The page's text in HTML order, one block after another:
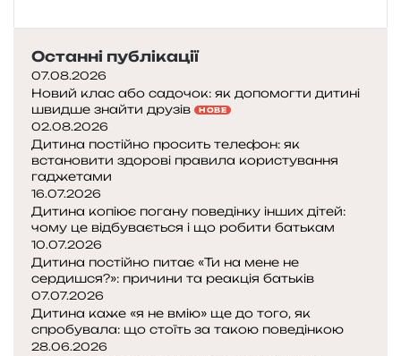
Останні публікації
07.08.2026
Новий клас або садочок: як допомогти дитині
швидше знайти друзів
НОВЕ
02.08.2026
Дитина постійно просить телефон: як
встановити здорові правила користування
гаджетами
16.07.2026
Дитина копіює погану поведінку інших дітей:
чому це відбувається і що робити батькам
10.07.2026
Дитина постійно питає «Ти на мене не
сердишся?»: причини та реакція батьків
07.07.2026
Дитина каже «я не вмію» ще до того, як
спробувала: що стоїть за такою поведінкою
28.06.2026